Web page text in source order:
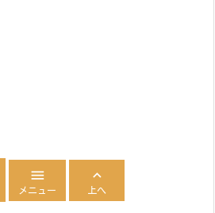

メニュー

上へ